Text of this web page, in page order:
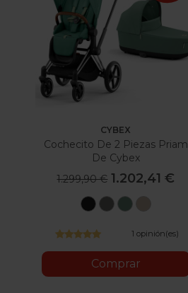
CYBEX
Cochecito De 2 Piezas Priam
De Cybex
1.299,90 € 1.202,41 €
SepiaMirage
Leaf
1 opinión(es)
Comprar